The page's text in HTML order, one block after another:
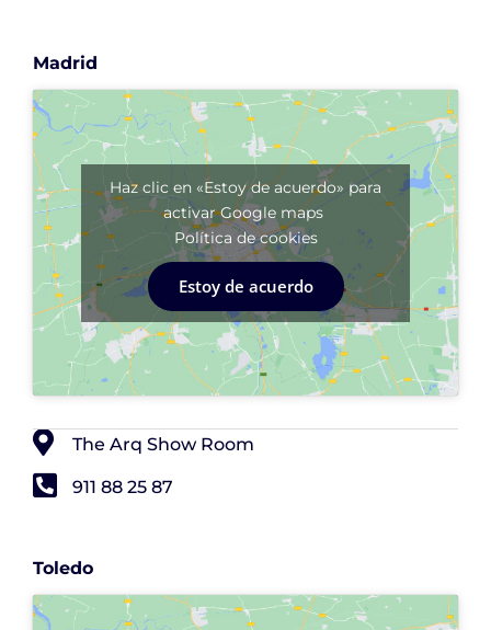
Madrid
Haz clic en «Estoy de acuerdo» para
activar Google maps
Política de cookies
Estoy de acuerdo
The Arq Show Room
911 88 25 87
Toledo